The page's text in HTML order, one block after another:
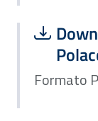
Scarica
Formato